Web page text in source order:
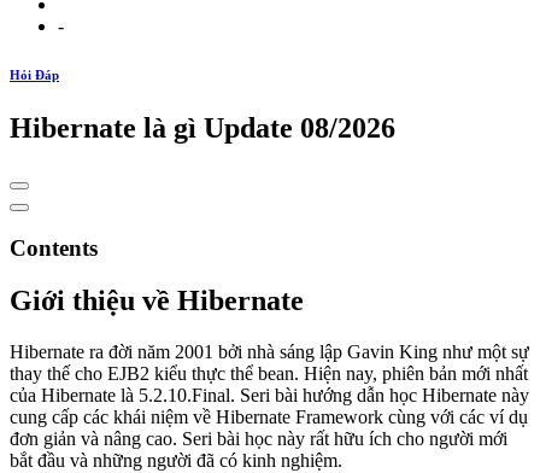
-
Hỏi Đáp
Hibernate là gì Update 08/2026
Contents
Giới thiệu về Hibernate
Hibernate ra đời năm 2001 bởi nhà sáng lập Gavin King như một sự
thay thế cho EJB2 kiểu thực thể bean. Hiện nay, phiên bản mới nhất
của Hibernate là 5.2.10.Final. Seri bài hướng dẫn học Hibernate này
cung cấp các khái niệm về Hibernate Framework cùng với các ví dụ
đơn giản và nâng cao. Seri bài học này rất hữu ích cho người mới
bắt đầu và những người đã có kinh nghiệm.